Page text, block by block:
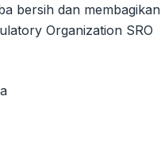
bersih dan membagikan
Organization SRO